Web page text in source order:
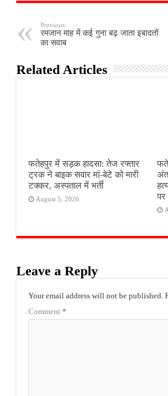
Previous
रमजान माह में कई गुना बढ़ जाता इबादतों
का सवाब
Related Articles
फतेहपुर में सड़क हादसा: तेज रफ्तार
ट्रक ने बाइक सवार मां-बेटे को मारी
टक्कर, अस्पताल में भर्ती
August 5, 2026
Leave a Reply
Your email address will not be published.
Comment *